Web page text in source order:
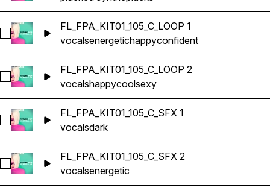
Sélectionnez FL_FPA_KIT01_105_C_LOOP 1
FL_FPA_KIT01_105_C_LOOP 1
vocalsenergetichappyconfident
Sélectionnez FL_FPA_KIT01_105_C_LOOP 2
FL_FPA_KIT01_105_C_LOOP 2
vocalshappycoolsexy
Sélectionnez FL_FPA_KIT01_105_C_SFX 1
FL_FPA_KIT01_105_C_SFX 1
vocalsdark
Sélectionnez FL_FPA_KIT01_105_C_SFX 2
FL_FPA_KIT01_105_C_SFX 2
vocalsenergetic